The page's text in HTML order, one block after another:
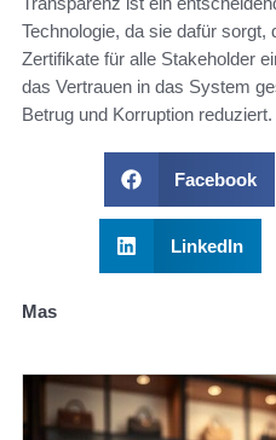
Technologie, da sie dafür sorgt,
Zertifikate für alle Stakeholder
das Vertrauen in das System
Betrug und Korruption reduziert.
Facebook
LinkedIn
Mas